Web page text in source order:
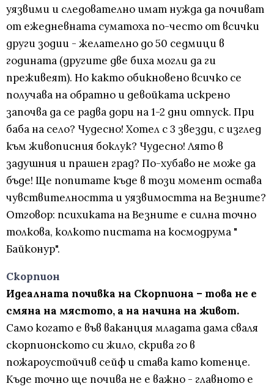
уязвими и следователно имат нужда да почиват
от ежедневната суматоха по-често от всички
други зодии - желателно до 50 седмици в
годината (другите две биха могли да ги
преживеят). Но както обикновено всичко се
получава на обратно и девойката искрено
започва да се радва дори на 1-2 дни отпуск. При
баба на село? Чудесно! Хотел с 3 звезди, с изглед
към живописния боклук? Чудесно! Лято в
задушния и прашен град? По-хубаво не може да
бъде! Ще попитате къде в този момент остава
чувствителността и уязвимостта на Везните?
Отговор: психиката на Везните е силна точно
толкова, колкото пистата на космодрума "
Байконур".
Скорпион
Идеалната почивка на Скорпиона – това не е
смяна на мястото, а на начина на живот.
Само когато е във ваканция младата дама сваля
скорпионското си жило, скрива го в
пожароустойчив сейф и става като котенце.
Къде точно ще почива не е важно - главното е